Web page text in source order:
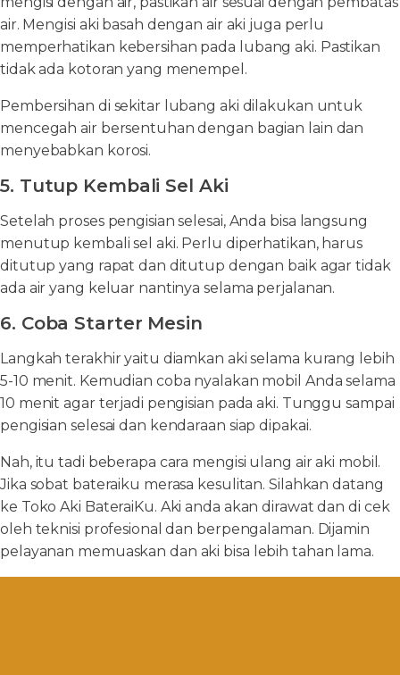
air. Mengisi aki basah dengan air aki juga perlu
memperhatikan kebersihan pada lubang aki. Pastikan
tidak ada kotoran yang menempel.
Pembersihan di sekitar lubang aki dilakukan untuk
mencegah air bersentuhan dengan bagian lain dan
menyebabkan korosi.
5. Tutup Kembali Sel Aki
Setelah proses pengisian selesai, Anda bisa langsung
menutup kembali sel aki. Perlu diperhatikan, harus
ditutup yang rapat dan ditutup dengan baik agar tidak
ada air yang keluar nantinya selama perjalanan.
6. Coba Starter Mesin
Langkah terakhir yaitu diamkan aki selama kurang lebih
5-10 menit. Kemudian coba nyalakan mobil Anda selama
10 menit agar terjadi pengisian pada aki. Tunggu sampai
pengisian selesai dan kendaraan siap dipakai.
Nah, itu tadi beberapa cara mengisi ulang air aki mobil.
Jika sobat bateraiku merasa kesulitan. Silahkan datang
ke Toko Aki BateraiKu. Aki anda akan dirawat dan di cek
oleh teknisi profesional dan berpengalaman. Dijamin
pelayanan memuaskan dan aki bisa lebih tahan lama.